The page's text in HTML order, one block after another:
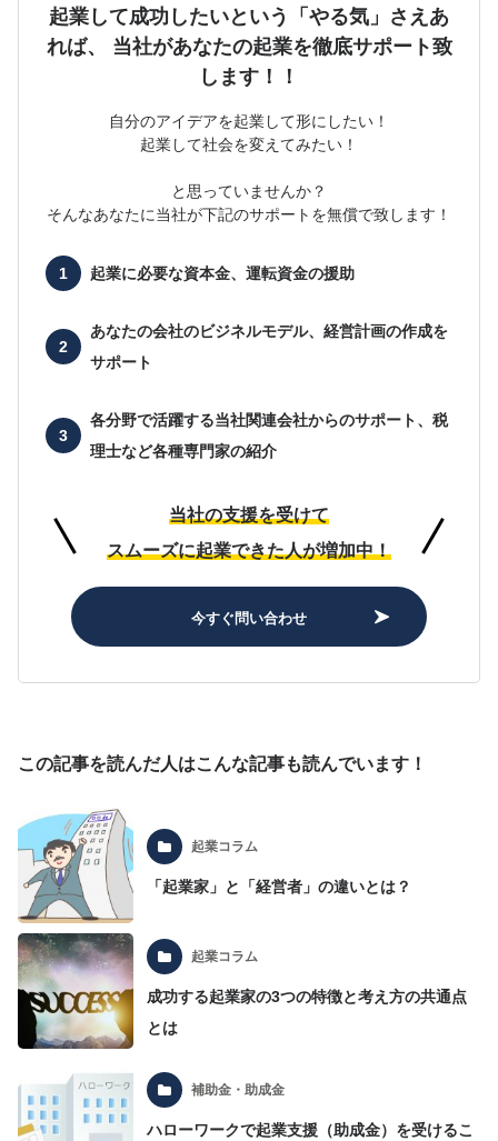
起業して成功したいという「やる気」さえあ
れば、
当社があなたの起業を徹底サポート致
します！！
自分のアイデアを起業して形にしたい！
起業して社会を変えてみたい！
と思っていませんか？
そんなあなたに当社が下記のサポートを無償で致します！
起業に必要な資本金、運転資金の援助
あなたの会社のビジネルモデル、経営計画の作成を
サポート
各分野で活躍する当社関連会社からのサポート、 税
理士など各種専門家の紹介
当社の支援を受けて
スムーズに起業できた人が増加中！
今すぐ問い合わせ
この記事を読んだ人はこんな記事も読んでいます！
起業コラム
「起業家」と「経営者」の違いとは？
起業コラム
成功する起業家の3つの特徴と考え方の共通点
とは
補助金・助成金
ハローワークで起業支援（助成金）を受けるこ